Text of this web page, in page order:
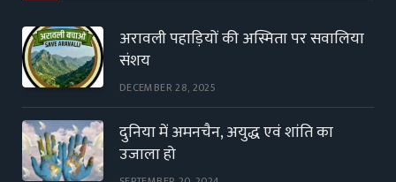
अरावली पहाड़ियों की अस्मिता पर सवालिया
संशय
DECEMBER 28, 2025
दुनिया में अमनचैन, अयुद्ध एवं शांति का
उजाला हो